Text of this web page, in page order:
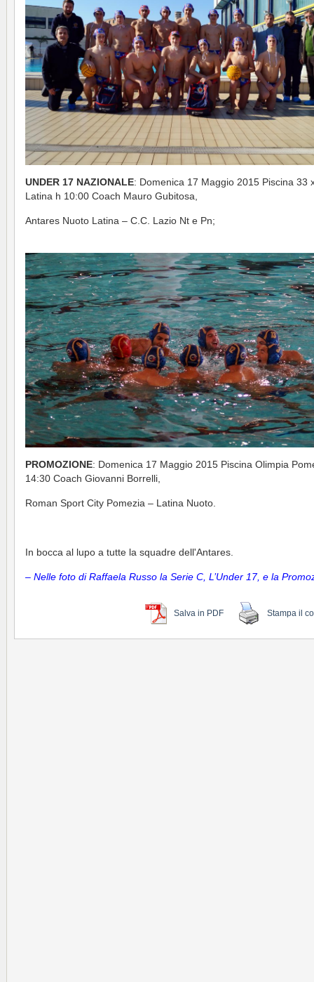
UNDER 17 NAZIONALE: Domenica 17 Maggio 2015 Piscina 33
Latina h 10:00 Coach Mauro Gubitosa,
Antares Nuoto Latina – C.C. Lazio Nt e Pn;
PROMOZIONE: Domenica 17 Maggio 2015 Piscina Olimpia
14:30 Coach Giovanni Borrelli,
Roman Sport City Pomezia – Latina Nuoto.
In bocca al lupo a tutte la squadre dell'Antares.
– Nelle foto di Raffaela Russo la Serie C, L’Under 17, e la
Salva in PDF Stampa il